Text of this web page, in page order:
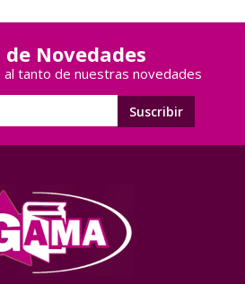
Novedades
tanto de nuestras novedades